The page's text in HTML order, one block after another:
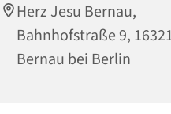
Herz Jesu Bernau,
Bahnhofstraße 9,
Bernau bei Berlin